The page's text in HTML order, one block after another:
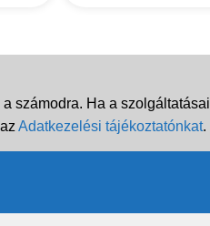
számodra. Ha a
Adatkezelési tájékoztatónkat.